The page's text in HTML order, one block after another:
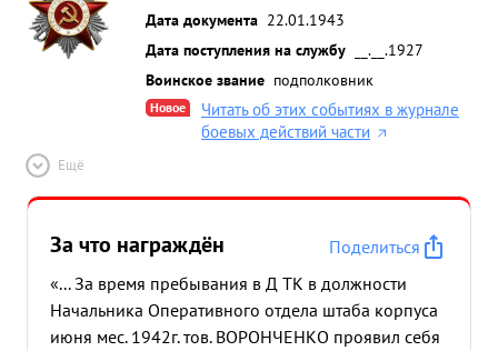
Дата документа 22.01.1943
Дата поступления на службу
__.__.1927
Воинское звание подполковник
Новое
Читать об этих событиях в журнале
боевых действий части
Ещё
За что награждён
Поделиться
«... За время пребывания в Д ТК в должности
Начальника Оперативного отдела штаба корпуса
июня мес. 1942г. тов. ВОРОНЧЕНКО проявил себя